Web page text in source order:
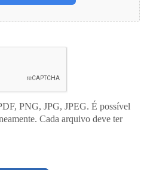
PNG, JPG, JPEG. É possível
Cada arquivo deve ter